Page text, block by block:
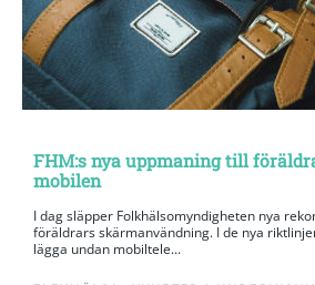
FHM:s nya uppmaning till
mobilen
I dag släpper Folkhälsomyndigheten nya
föräldrars skärmanvändning. I de nya
lägga undan mobiltele...